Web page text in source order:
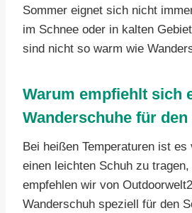
Sommer eignet sich nicht
im Schnee oder in kalten
sind nicht so warm wie
Warum empfiehlt sich
Wanderschuhe für
Bei heißen Temperaturen ist
einen leichten Schuh zu tragen,
empfehlen wir von
Wanderschuh speziell für den